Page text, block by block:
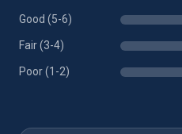
Good (5-6)
Fair (3-4)
Poor (1-2)